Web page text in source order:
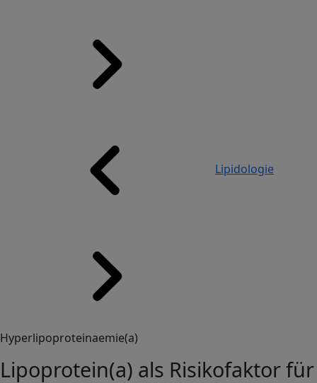
Lipidologie
Hyperlipoproteinaemie(a)
Lipoprotein(a) als Risikofaktor für